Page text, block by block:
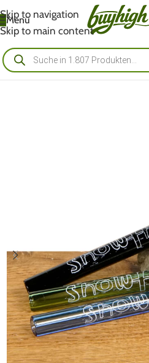
Skip to navigation
Skip to main content
Menü